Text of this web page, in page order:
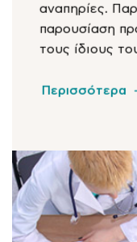
αναπηρίες.
παρουσίαση
τους ίδιους
Περισσότερα